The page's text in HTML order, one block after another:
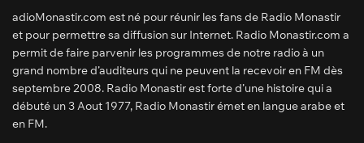
adioMonastir.com est né pour réunir les fans de Radio Monastir
et pour permettre sa diffusion sur Internet. Radio Monastir.com a
permit de faire parvenir les programmes de notre radio à un
grand nombre d’auditeurs qui ne peuvent la recevoir en FM dès
septembre 2008. Radio Monastir est forte d’une histoire qui a
débuté un 3 Aout 1977, Radio Monastir émet en langue arabe et
en FM.